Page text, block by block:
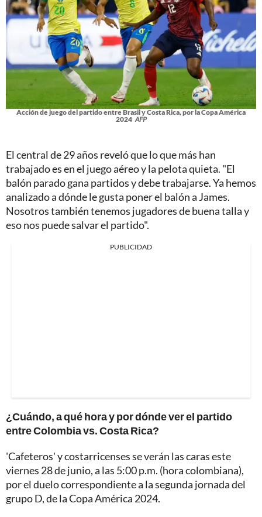
Acción de juego del partido entre Brasil y Costa Rica, por la Copa América
2024 AFP
El central de 29 años reveló que lo que más han
trabajado es en el juego aéreo y la pelota quieta. "El
balón parado gana partidos y debe trabajarse. Ya hemos
analizado a dónde le gusta poner el balón a James.
Nosotros también tenemos jugadores de buena talla y
eso nos puede salvar el partido".
PUBLICIDAD
¿Cuándo, a qué hora y por dónde ver el partido
entre Colombia vs. Costa Rica?
'Cafeteros' y costarricenses se verán las caras este
viernes 28 de junio, a las 5:00 p.m. (hora colombiana),
por el duelo correspondiente a la segunda jornada del
grupo D, de la Copa América 2024.